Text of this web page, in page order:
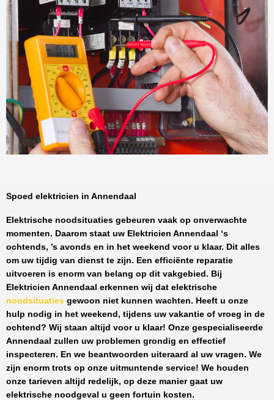
Spoed elektricien in Annendaal
Elektrische noodsituaties gebeuren vaak op onverwachte
momenten. Daarom staat uw Elektricien Annendaal ‘s
ochtends, ’s avonds en in het weekend voor u klaar. Dit alles
om uw tijdig van dienst te zijn. Een efficiënte reparatie
uitvoeren is enorm van belang op dit vakgebied. Bij
Elektricien Annendaal erkennen wij dat elektrische
noodsituaties gewoon niet kunnen wachten. Heeft u onze
hulp nodig in het weekend, tijdens uw vakantie of vroeg in de
ochtend? Wij staan altijd voor u klaar! Onze gespecialiseerde
Annendaal zullen uw problemen grondig en effectief
inspecteren. En we beantwoorden uiteraard al uw vragen. We
zijn enorm trots op onze uitmuntende service! We houden
onze tarieven altijd redelijk, op deze manier gaat uw
elektrische noodgeval u geen fortuin kosten.